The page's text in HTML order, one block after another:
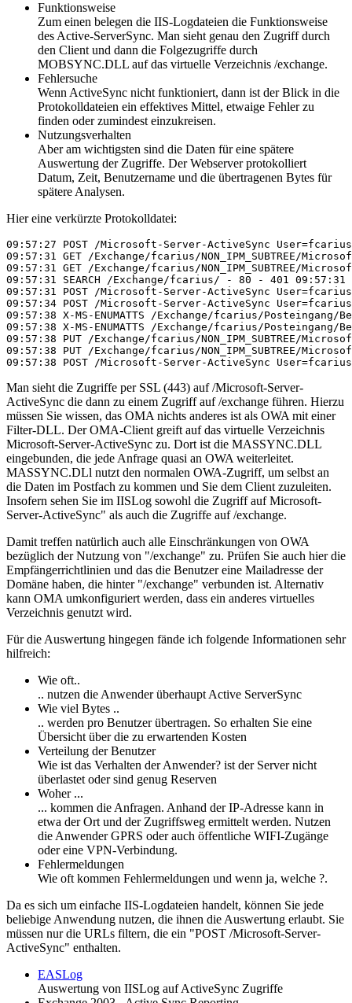
Funktionsweise
Zum einen belegen die IIS-Logdateien die Funktionsweise
des Active-ServerSync. Man sieht genau den Zugriff durch
den Client und dann die Folgezugriffe durch
MOBSYNC.DLL auf das virtuelle Verzeichnis /exchange.
Fehlersuche
Wenn ActiveSync nicht funktioniert, dann ist der Blick in die
Protokolldateien ein effektives Mittel, etwaige Fehler zu
finden oder zumindest einzukreisen.
Nutzungsverhalten
Aber am wichtigsten sind die Daten für eine spätere
Auswertung der Zugriffe. Der Webserver protokolliert
Datum, Zeit, Benutzername und die übertragenen Bytes für
spätere Analysen.
Hier eine verkürzte Protokolldatei:
09:57:27 POST /Microsoft-Server-ActiveSync
09:57:31 GET /Exchange/fcarius/NON_IPM_SUBTREE/
09:57:31 GET /Exchange/fcarius/NON_IPM_SUBTREE/
09:57:31 SEARCH /Exchange/fcarius/ - 80 - 401 09:57:31
09:57:31 POST /Microsoft-Server-ActiveSync
09:57:34 POST /Microsoft-Server-ActiveSync
09:57:38 X-MS-ENUMATTS /Exchange/fcarius/
09:57:38 X-MS-ENUMATTS /Exchange/fcarius/
09:57:38 PUT /Exchange/fcarius/NON_IPM_SUBTREE/
09:57:38 PUT /Exchange/fcarius/NON_IPM_SUBTREE/
09:57:38 POST /Microsoft-Server-ActiveSync
Man sieht die Zugriffe per SSL (443) auf /Microsoft-Server-
ActiveSync die dann zu einem Zugriff auf /exchange führen. Hierzu
müssen Sie wissen, das OMA nichts anderes ist als OWA mit einer
Filter-DLL. Der OMA-Client greift auf das virtuelle Verzeichnis
Microsoft-Server-ActiveSync zu. Dort ist die MASSYNC.DLL
eingebunden, die jede Anfrage quasi an OWA weiterleitet.
MASSYNC.DLl nutzt den normalen OWA-Zugriff, um selbst an
die Daten im Postfach zu kommen und Sie dem Client zuzuleiten.
Insofern sehen Sie im IISLog sowohl die Zugriff auf Microsoft-
Server-ActiveSync" als auch die Zugriffe auf /exchange.
Damit treffen natürlich auch alle Einschränkungen von OWA
bezüglich der Nutzung von "/exchange" zu. Prüfen Sie auch hier die
Empfängerrichtlinien und das die Benutzer eine Mailadresse der
Domäne haben, die hinter "/exchange" verbunden ist. Alternativ
kann OMA umkonfiguriert werden, dass ein anderes virtuelles
Verzeichnis genutzt wird.
Für die Auswertung hingegen fände ich folgende Informationen sehr
hilfreich:
Wie oft..
.. nutzen die Anwender überhaupt Active ServerSync
Wie viel Bytes ..
.. werden pro Benutzer übertragen. So erhalten Sie eine
Übersicht über die zu erwartenden Kosten
Verteilung der Benutzer
Wie ist das Verhalten der Anwender? ist der Server nicht
überlastet oder sind genug Reserven
Woher ...
... kommen die Anfragen. Anhand der IP-Adresse kann in
etwa der Ort und der Zugriffsweg ermittelt werden. Nutzen
die Anwender GPRS oder auch öffentliche WIFI-Zugänge
oder eine VPN-Verbindung.
Fehlermeldungen
Wie oft kommen Fehlermeldungen und wenn ja, welche ?.
Da es sich um einfache IIS-Logdateien handelt, können Sie jede
beliebige Anwendung nutzen, die ihnen die Auswertung erlaubt. Sie
müssen nur die URLs filtern, die ein "POST /Microsoft-Server-
ActiveSync" enthalten.
EASLog
Auswertung von IISLog auf ActiveSync Zugriffe